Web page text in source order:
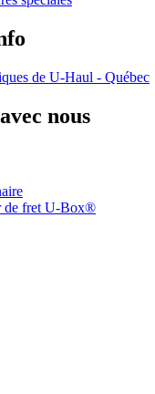
de U-Haul - Québec
nous
de fret U-Box®